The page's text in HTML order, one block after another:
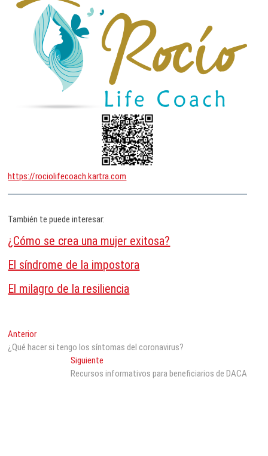
https://rociolifecoach.kartra.com
También te puede interesar:
¿Cómo se crea una mujer exitosa?
El síndrome de la impostora
El milagro de la resiliencia
Navegación
de
AnteriorEntrada
anterior:
¿Qué hacer si tengo los síntomas del coronavirus?
Siguiente
siguiente:
Recursos informativos para beneficiarios de DACA